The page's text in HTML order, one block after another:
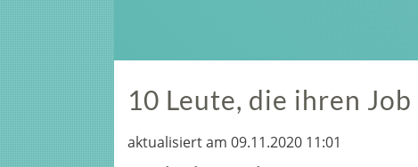
10 Leute, die ihren
aktualisiert am 09.11.2020 11:01